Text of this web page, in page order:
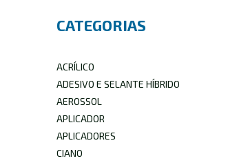
CATEGORIAS
ACRÍLICO
ADESIVO E SELANTE HÍBRIDO
AEROSSOL
APLICADOR
APLICADORES
CIANO